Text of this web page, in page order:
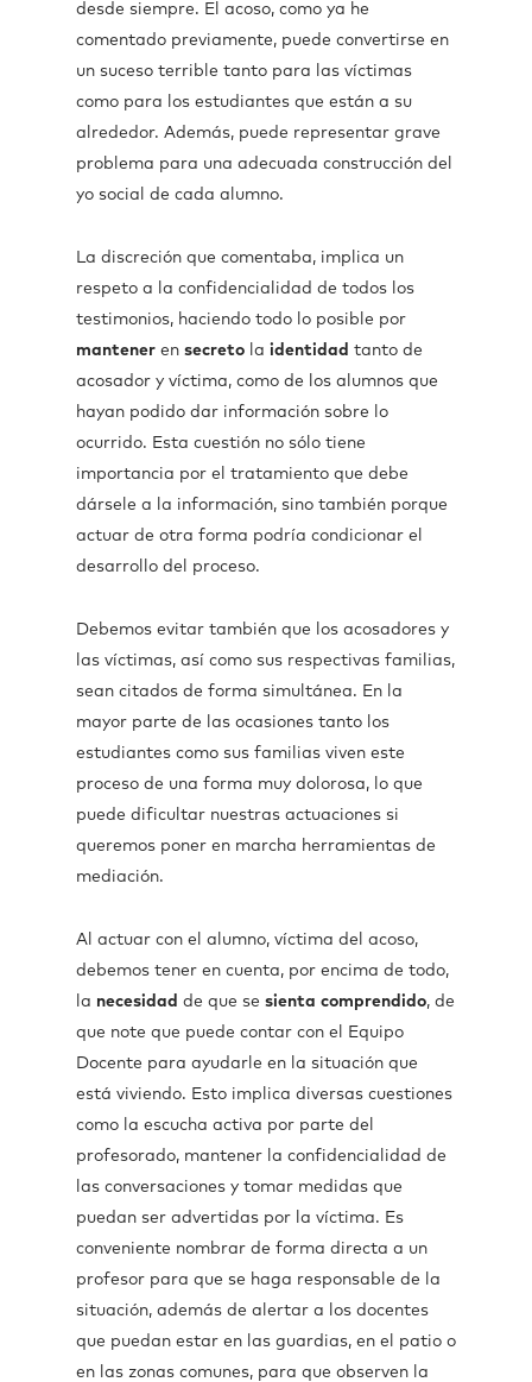
desde siempre. El acoso, como ya he
comentado previamente, puede convertirse en
un suceso terrible tanto para las víctimas
como para los estudiantes que están a su
alrededor. Además, puede representar grave
problema para una adecuada construcción del
yo social de cada alumno.
La discreción que comentaba, implica un
respeto a la confidencialidad de todos los
testimonios, haciendo todo lo posible por
mantener en secreto la identidad tanto de
acosador y víctima, como de los alumnos que
hayan podido dar información sobre lo
ocurrido. Esta cuestión no sólo tiene
importancia por el tratamiento que debe
dársele a la información, sino también porque
actuar de otra forma podría condicionar el
desarrollo del proceso.
Debemos evitar también que los acosadores y
las víctimas, así como sus respectivas familias,
sean citados de forma simultánea. En la
mayor parte de las ocasiones tanto los
estudiantes como sus familias viven este
proceso de una forma muy dolorosa, lo que
puede dificultar nuestras actuaciones si
queremos poner en marcha herramientas de
mediación.
Al actuar con el alumno, víctima del acoso,
debemos tener en cuenta, por encima de todo,
la necesidad de que se sienta comprendido, de
que note que puede contar con el Equipo
Docente para ayudarle en la situación que
está viviendo. Esto implica diversas cuestiones
como la escucha activa por parte del
profesorado, mantener la confidencialidad de
las conversaciones y tomar medidas que
puedan ser advertidas por la víctima. Es
conveniente nombrar de forma directa a un
profesor para que se haga responsable de la
situación, además de alertar a los docentes
que puedan estar en las guardias, en el patio o
en las zonas comunes, para que observen la